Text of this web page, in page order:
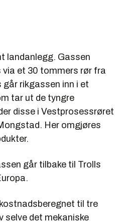
landanlegg. Gassen
via et 30 tommers rør fra
går rikgassen inn i et
tar ut de tyngre
disse i Vestprosessrøret
Her omgjøres
går tilbake til Trolls
til tre
selve det mekaniske